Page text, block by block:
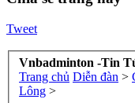
Tweet
Vnbadminton -Tin
Trang chủ Diễn đàn >
Lông >